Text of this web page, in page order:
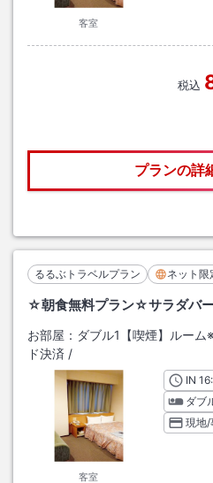
客室
税込
プランの詳
るるぶトラベルプラン ネット限
☆朝食無料プラン☆サラダバ
お部屋： ダブル1【喫煙】ルー
ド決済 /
客室
INチ
ダブ
現地/